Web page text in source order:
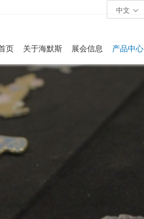
中文
页 关于海默斯 展会信息 产品中心